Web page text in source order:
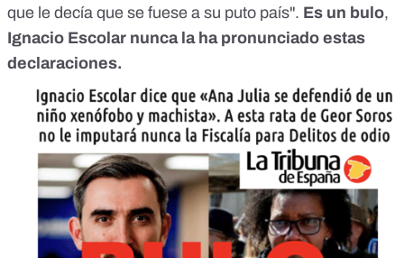
que le decía que se fuese a su puto país". Es un bulo,
Ignacio Escolar nunca la ha pronunciado estas
declaraciones.